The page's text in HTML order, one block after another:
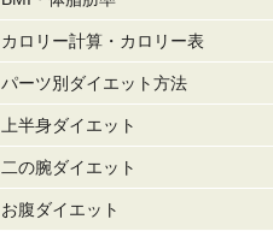
カロリー計算・カロリー表
パーツ別ダイエット方法
上半身ダイエット
二の腕ダイエット
お腹ダイエット